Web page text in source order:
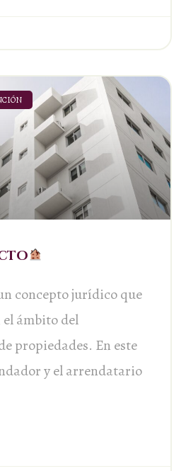
concepto jurídico que
el ámbito del
propiedades. En este
y el arrendatario